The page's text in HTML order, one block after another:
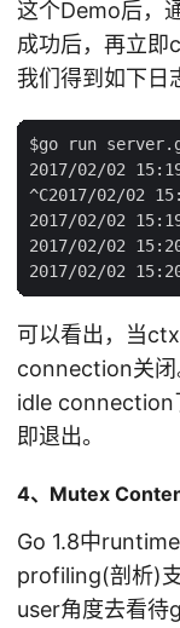
这个Demo后，
成功后，再立即
我们得到如下日
$go run
2017/02/02
^C2017/02/02
2017/02/02
2017/02/02
可以看出，当
connection关
idle connection
即退出。
4、Mutex
Go 1.8中
profiling(剖析)
user角度去看